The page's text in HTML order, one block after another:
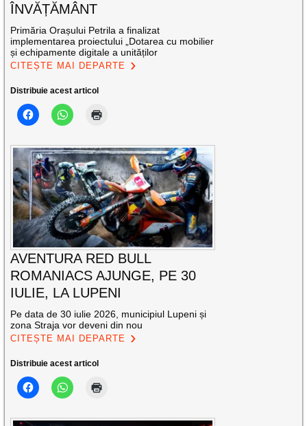
ÎNVĂȚĂMÂNT
Primăria Orașului Petrila a finalizat
implementarea proiectului „Dotarea cu mobilier
și echipamente digitale a unităților
CITEȘTE MAI DEPARTE
Distribuie acest articol
AVENTURA RED BULL
ROMANIACS AJUNGE, PE 30
IULIE, LA LUPENI
Pe data de 30 iulie 2026, municipiul Lupeni și
zona Straja vor deveni din nou
CITEȘTE MAI DEPARTE
Distribuie acest articol